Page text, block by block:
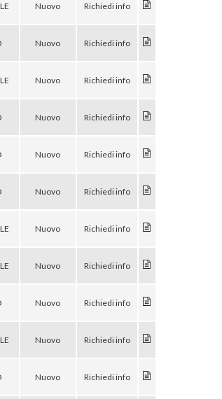
Nuovo Richiedi info
Nuovo Richiedi info
Nuovo Richiedi info
Nuovo Richiedi info
Nuovo Richiedi info
Nuovo Richiedi info
Nuovo Richiedi info
Nuovo Richiedi info
Nuovo Richiedi info
Nuovo Richiedi info
Nuovo Richiedi info